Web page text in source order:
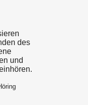
des
und